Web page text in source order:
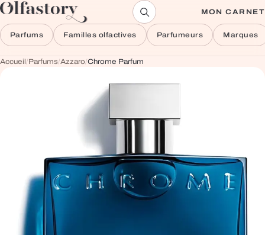
Aller au contenu MON CARNET
Parfums Familles olfactives Parfumeurs Marques
Accueil/Parfums/Azzaro/Chrome Parfum